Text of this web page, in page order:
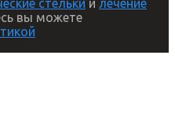
стельки и лечение
вы можете